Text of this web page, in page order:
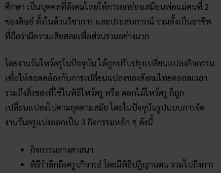
ศึกษา เป็นบุคคลที่สังคมไทยให้การยกย่องเสมือนพ่อแม่คนที่ 2
ของศิษย์ ทั้งในด้านวิชาการ และประสบการณ์ รวมทั้งเป็นอาชีพ
ที่ถือว่ามีความเสียสละเพื่อส่วนรวมอย่างมาก
โดยงานวันไหว้ครูในปัจจุบัน ได้ถูกปรับปรุงเปลี่ยนแปลงกิจกรรม
เพื่อให้สอดคล้องกับการเปลี่ยนแปลงของสังคมไทยตลอดเวลา
รวมถึงสิ่งของที่ใช้ในพิธีไหว้ครู หรือ ดอกไม้ไหว้ครู ก็ถูก
เปลี่ยนแปลงไปตามยุคตามสมัย โดยในปัจจุบันรูปแบบการจัด
งานวันครูแบ่งออกเป็น 3 กิจกรรมหลัก ๆ ดังนี้
กิจกรรมทางศาสนา
พิธีรำลึกถึงครูบาิจารย์ โดยมีพิธีปฏิญานตน รวมไปถึงการ